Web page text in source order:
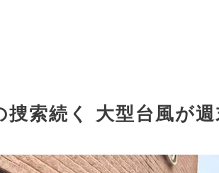
索続く 大型台風が